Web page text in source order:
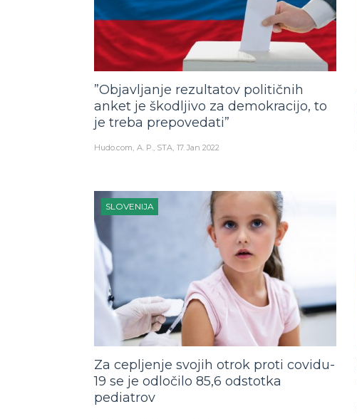
”Objavljanje rezultatov političnih
anket je škodljivo za demokracijo, to
je treba prepovedati”
Hudo.com A. P., STA 17. Jan 2022
SLOVENIJA
Za cepljenje svojih otrok proti covidu-
19 se je odločilo 85,6 odstotka
pediatrov